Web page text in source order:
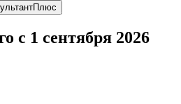
с 1 сентября 2026